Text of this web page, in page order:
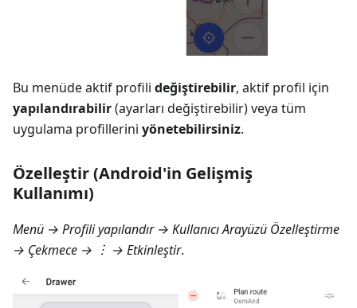
Bu menüde aktif profili değiştirebilir, aktif profil için
yapılandırabilir(ayarları değiştirebilir) veya tüm
uygulama profillerini yönetebilirsiniz.
Özelleştir (Android'in Gelişmiş
Kullanımı)
Menü → Profili yapılandır → Kullanıcı Arayüzü Özelleştirme
→ Çekmece → ︙ → Etkinleştir.